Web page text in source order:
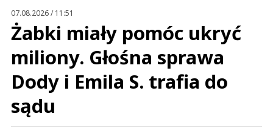
07.08.2026 / 11:51
Żabki miały pomóc ukryć
miliony. Głośna sprawa
Dody i Emila S. trafia do
sądu